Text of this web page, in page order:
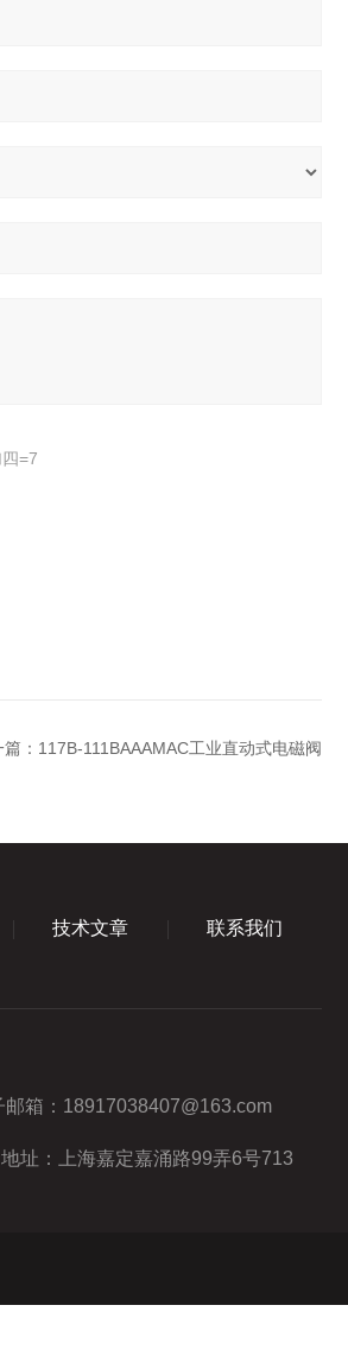
=7
： 117B-111BAAAMAC工业直动式电磁阀
技术文章 联系我们
箱： 18917038407@163.com
址：上海嘉定嘉涌路99弄6号713